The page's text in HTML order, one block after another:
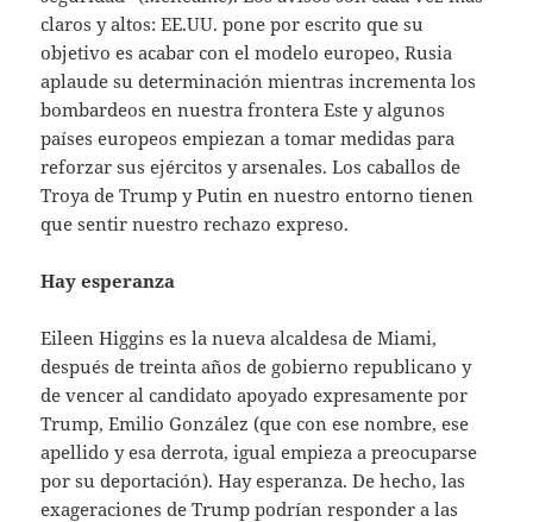
claros y altos: EE.UU. pone por escrito que su
objetivo es acabar con el modelo europeo, Rusia
aplaude su determinación mientras incrementa los
bombardeos en nuestra frontera Este y algunos
países europeos empiezan a tomar medidas para
reforzar sus ejércitos y arsenales. Los caballos de
Troya de Trump y Putin en nuestro entorno tienen
que sentir nuestro rechazo expreso.
Hay esperanza
Eileen Higgins es la nueva alcaldesa de Miami,
después de treinta años de gobierno republicano y
de vencer al candidato apoyado expresamente por
Trump, Emilio González (que con ese nombre, ese
apellido y esa derrota, igual empieza a preocuparse
por su deportación). Hay esperanza. De hecho, las
exageraciones de Trump podrían responder a las